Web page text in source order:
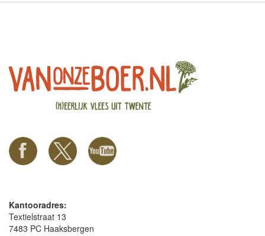
Kantooradres:
Textielstraat 13
7483 PC Haaksbergen